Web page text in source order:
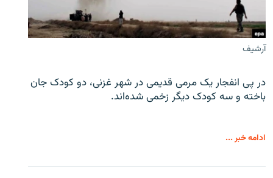
آرشیف
در پی انفجار یک مرمی قدیمی در شهر غزنی، دو کودک جان
باخته و سه کودک دیگر زخمی شده‌اند.
ادامه خبر ...